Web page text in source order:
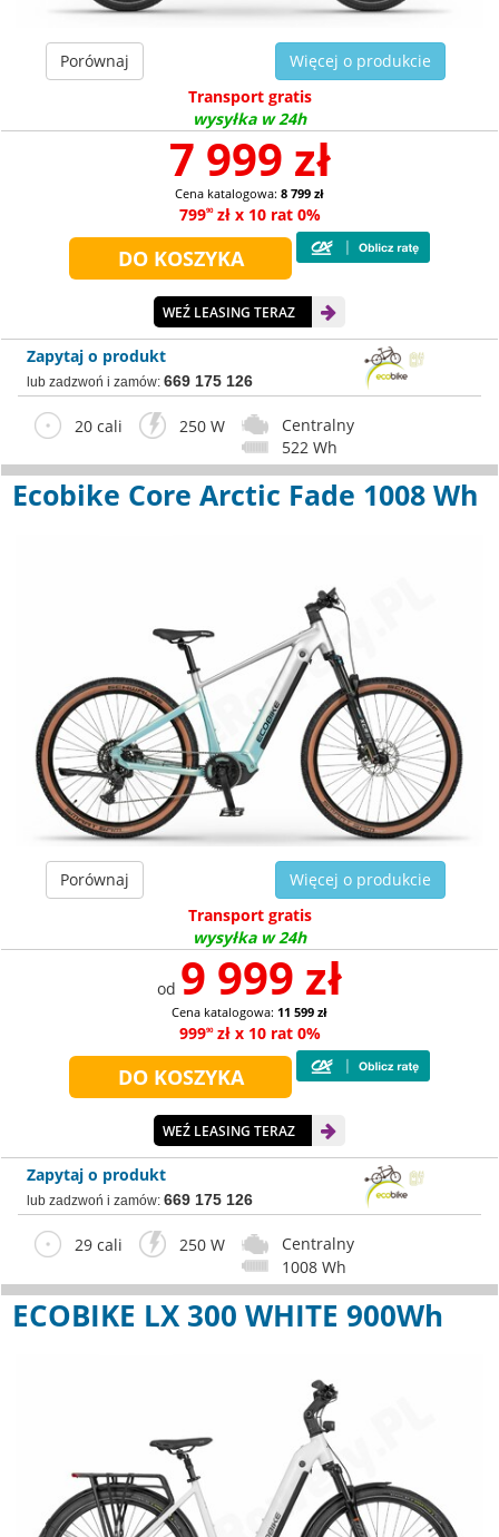
Porównaj
Więcej o produkcie
Transport gratis
wysyłka w 24h
7 999 zł
Cena katalogowa: 8 799 zł
79990zł x 10 rat 0%
WEŹ LEASING TERAZ
Zapytaj o produkt
lub zadzwoń i zamów: 669 175 126
20 cali 250 W
Centralny
522 Wh
Ecobike Core Arctic Fade 1008 Wh
Porównaj
Więcej o produkcie
Transport gratis
wysyłka w 24h
od 9 999 zł
Cena katalogowa: 11 599 zł
99990zł x 10 rat 0%
WEŹ LEASING TERAZ
Zapytaj o produkt
lub zadzwoń i zamów: 669 175 126
29 cali 250 W
Centralny
1008 Wh
ECOBIKE LX 300 WHITE 900Wh